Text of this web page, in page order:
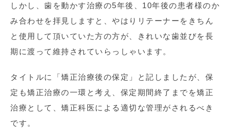
しかし、歯を動かす治療の5年後、10年後の患者様のか
み合わせを拝見しますと、やはりリテーナーをきちん
と使用して頂いていた方の方が、きれいな歯並びを長
期に渡って維持されていらっしゃいます。
タイトルに「矯正治療後の保定」と記しましたが、保
定も矯正治療の一環と考え、保定期間終了までを矯正
治療として、矯正科医による適切な管理がされるべき
です。